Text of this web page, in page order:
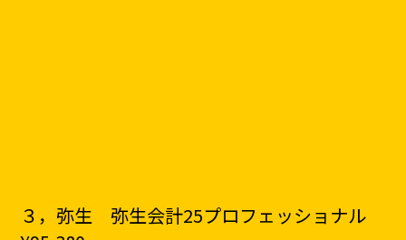
３，弥生 弥生会計25プロフェッショナル